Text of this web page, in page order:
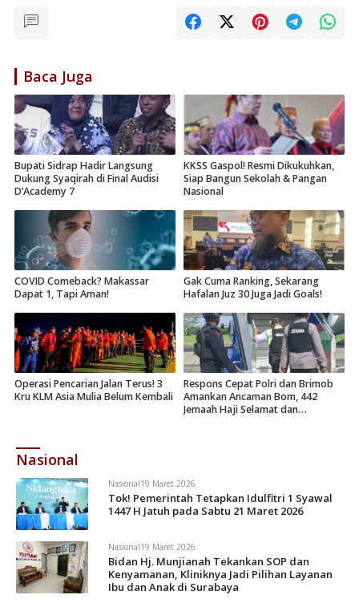
Baca Juga
Bupati Sidrap Hadir Langsung
Dukung Syaqirah di Final Audisi
D’Academy 7
KKSS Gaspol! Resmi Dikukuhkan,
Siap Bangun Sekolah & Pangan
Nasional
COVID Comeback? Makassar
Dapat 1, Tapi Aman!
Gak Cuma Ranking, Sekarang
Hafalan Juz 30 Juga Jadi Goals!
Operasi Pencarian Jalan Terus! 3
Kru KLM Asia Mulia Belum Kembali
Respons Cepat Polri dan Brimob
Amankan Ancaman Bom, 442
Jemaah Haji Selamat dan
Nasional
Nasional19 Maret 2026
Tok! Pemerintah Tetapkan Idulfitri 1 Syawal
1447 H Jatuh pada Sabtu 21 Maret 2026
Nasional19 Maret 2026
Bidan Hj. Munjianah Tekankan SOP dan
Kenyamanan, Kliniknya Jadi Pilihan Layanan
Ibu dan Anak di Surabaya